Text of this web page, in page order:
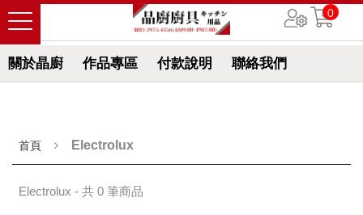
關於晶廚 作品專區 付款說明 聯絡我們
0
首頁 Electrolux
Electrolux - 共 0 筆商品